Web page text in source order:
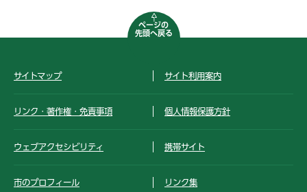
ページの
先頭へ戻る
サイトマップ サイト利用案内
リンク・著作権・免責事項 個人情報保護方針
ウェブアクセシビリティ 携帯サイト
市のプロフィール リンク集